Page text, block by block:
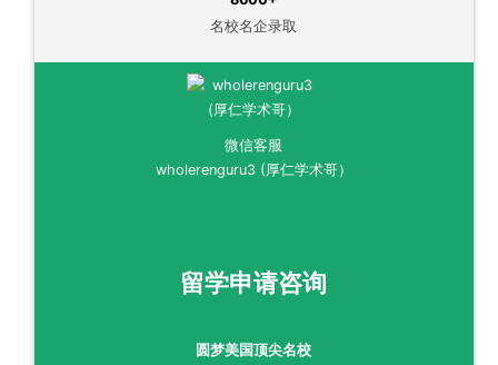
名校名企录取
微信客服
wholerenguru3 (厚仁学术哥）
留学申请咨询
圆梦美国顶尖名校